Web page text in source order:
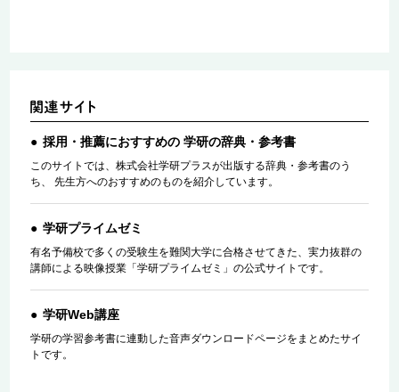
採用・推薦におすすめの 学研の辞典・参考書
このサイトでは、株式会社学研プラスが出版する辞典・参考書のう
ち、 先生方へのおすすめのものを紹介しています。
学研プライムゼミ
有名予備校で多くの受験生を難関大学に合格させてきた、実力抜群の
講師による映像授業「学研プライムゼミ」の公式サイトです。
学研Web講座
学研の学習参考書に連動した音声ダウンロードページをまとめたサイ
トです。